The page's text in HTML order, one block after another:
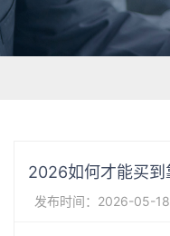
2026如何才能买
发布时间：2026-05-18